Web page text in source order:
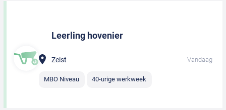
Leerling hovenier
Zeist Vandaag
MBO Niveau 40-urige werkweek